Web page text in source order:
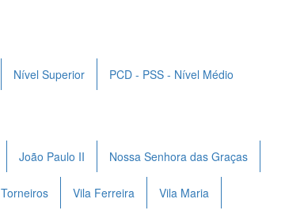
Nível Superior PCD - PSS - Nível Médio
João Paulo II Nossa Senhora das Graças
Torneiros Vila Ferreira Vila Maria